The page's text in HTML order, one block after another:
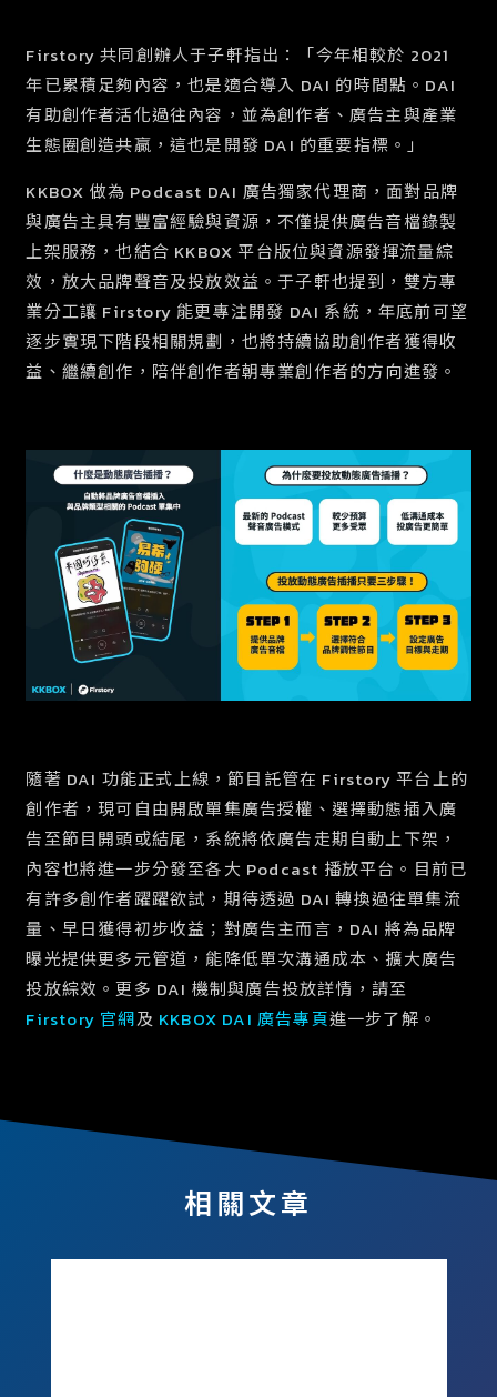
Firstory 共同創辦人于子軒指出：「今年相較於 2021
年已累積足夠內容，也是適合導入 DAI 的時間點。DAI
有助創作者活化過往內容，並為創作者、廣告主與產業
生態圈創造共贏，這也是開發 DAI 的重要指標。」
KKBOX 做為 Podcast DAI 廣告獨家代理商，面對品牌
與廣告主具有豐富經驗與資源，不僅提供廣告音檔錄製
上架服務，也結合 KKBOX 平台版位與資源發揮流量綜
效，放大品牌聲音及投放效益。于子軒也提到，雙方專
業分工讓 Firstory 能更專注開發 DAI 系統，年底前可望
逐步實現下階段相關規劃，也將持續協助創作者獲得收
益、繼續創作，陪伴創作者朝專業創作者的方向進發。
隨著 DAI 功能正式上線，節目託管在 Firstory 平台上的
創作者，現可自由開啟單集廣告授權、選擇動態插入廣
告至節目開頭或結尾，系統將依廣告走期自動上下架，
內容也將進一步分發至各大 Podcast 播放平台。目前已
有許多創作者躍躍欲試，期待透過 DAI 轉換過往單集流
量、早日獲得初步收益；對廣告主而言，DAI 將為品牌
曝光提供更多元管道，能降低單次溝通成本、擴大廣告
投放綜效。更多 DAI 機制與廣告投放詳情，請至
Firstory 官網及 KKBOX DAI 廣告專頁進一步了解。
相關文章